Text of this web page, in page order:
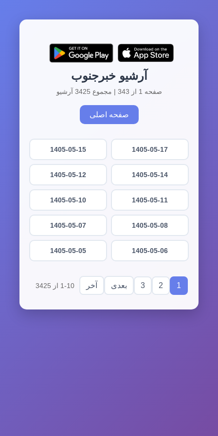
آرشیو خبرجنوب
صفحه 1 از 343 | مجموع 3425 آرشیو
صفحه اصلی
1405-05-17
1405-05-15
1405-05-14
1405-05-12
1405-05-11
1405-05-10
1405-05-08
1405-05-07
1405-05-06
1405-05-05
1
2
3 بعدی آخر 1-10 از 3425